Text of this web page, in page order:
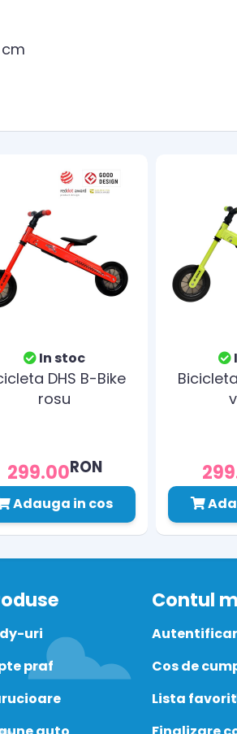
In stoc
DHS B-Bike
rosu
299.00RON
Adauga in cos
uri
praf
Contul
Cos de
Lista